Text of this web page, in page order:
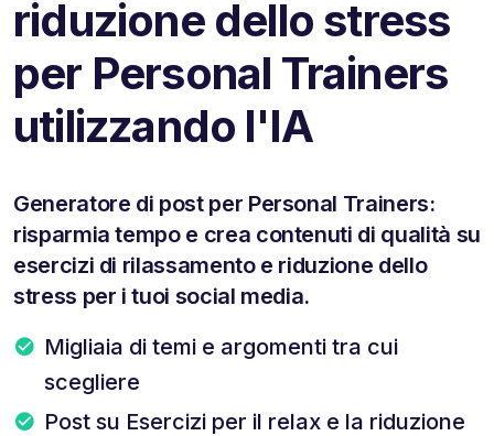
riduzione dello stress
per Personal Trainers
utilizzando l'IA
Generatore di post per Personal Trainers:
risparmia tempo e crea contenuti di qualità su
esercizi di rilassamento e riduzione dello
stress per i tuoi social media.
Migliaia di temi e argomenti tra cui
scegliere
Post su Esercizi per il relax e la riduzione